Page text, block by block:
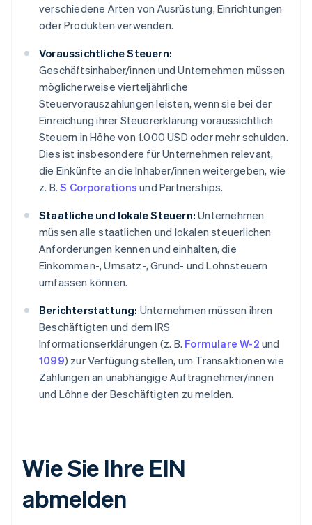
verschiedene Arten von Ausrüstung, Einrichtungen
oder Produkten verwenden.
Voraussichtliche Steuern:
Geschäftsinhaber/innen und Unternehmen müssen
möglicherweise vierteljährliche
Steuervorauszahlungen leisten, wenn sie bei der
Einreichung ihrer Steuererklärung voraussichtlich
Steuern in Höhe von 1.000 USD oder mehr schulden.
Dies ist insbesondere für Unternehmen relevant,
die Einkünfte an die Inhaber/innen weitergeben, wie
z. B.S Corporations und Partnerships.
Staatliche und lokale Steuern: Unternehmen
müssen alle staatlichen und lokalen steuerlichen
Anforderungen kennen und einhalten, die
Einkommen-, Umsatz-, Grund- und Lohnsteuern
umfassen können.
Berichterstattung: Unternehmen müssen ihren
Beschäftigten und dem IRS
Informationserklärungen (z. B. Formulare W-2 und
1099) zur Verfügung stellen, um Transaktionen wie
Zahlungen an unabhängige Auftragnehmer/innen
und Löhne der Beschäftigten zu melden.
Wie Sie Ihre EIN
abmelden